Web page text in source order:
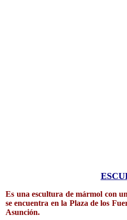
Es una escultura de mármol con
se encuentra en la Plaza de los
Asunción.